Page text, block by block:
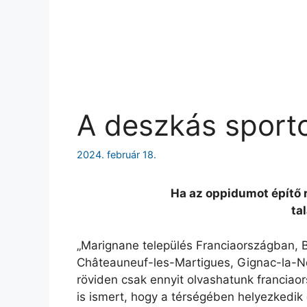
A deszkás
2024. február 18.
Ha az oppidumot
„Marignane település
Châteauneuf-les-Martigues, Gignac-la-
röviden csak ennyit olvashatunk
is ismert, hogy a térségében